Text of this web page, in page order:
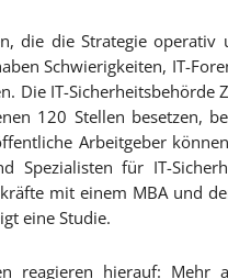
die die Strategie operativ
Schwierigkeiten, IT-
Die IT-Sicherheitsbehörde
120 Stellen besetzen,
Arbeitgeber
Spezialisten für IT-
mit einem MBA und
eine Studie.
reagieren hierauf: Mehr